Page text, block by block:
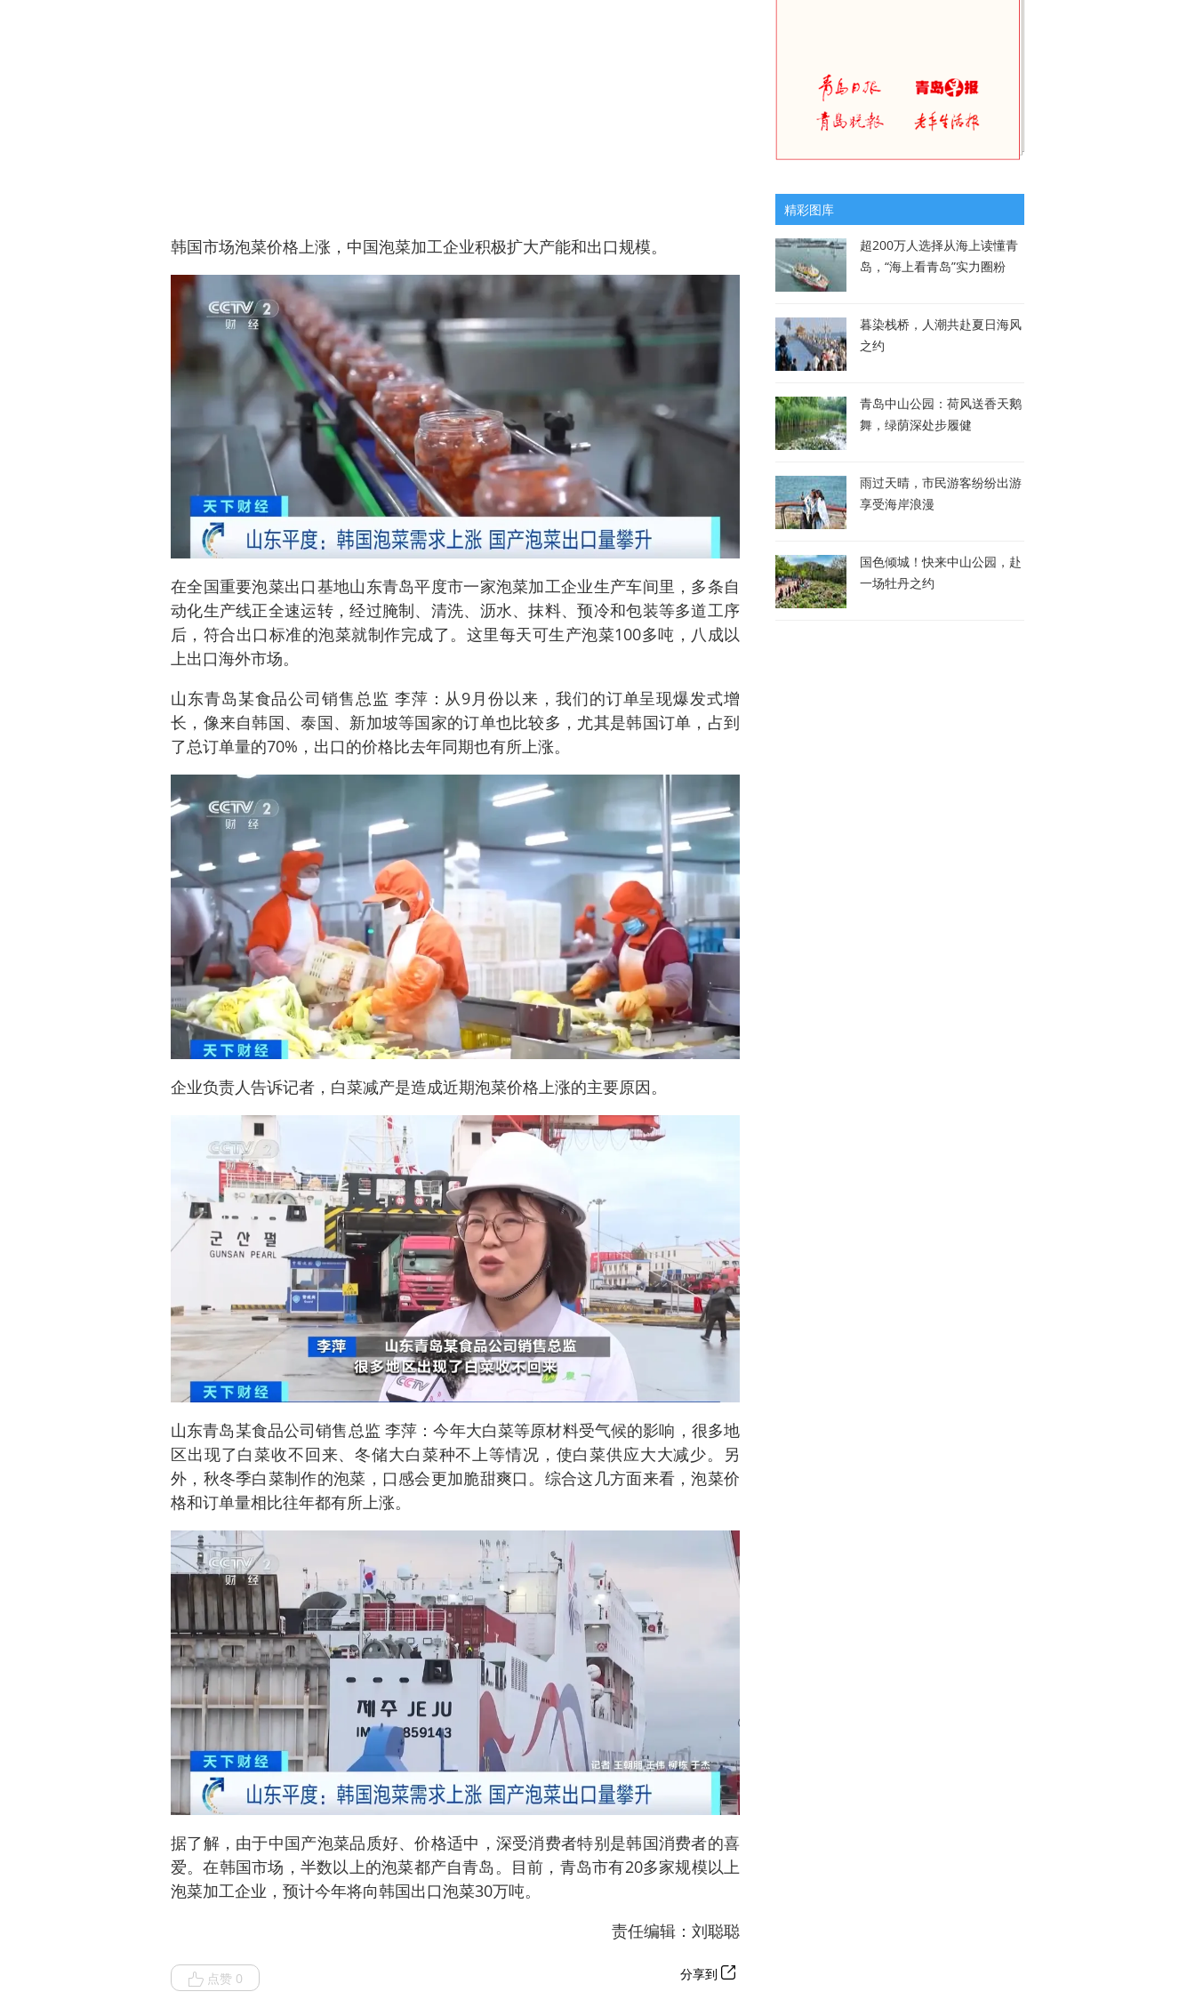
韩国市场泡菜价格上涨，中国泡菜加工企业积极扩大产能和出口规模。
在全国重要泡菜出口基地山东青岛平度市一家泡菜加工企业生产车间里，多条自
动化生产线正全速运转，经过腌制、清洗、沥水、抹料、预冷和包装等多道工序
后，符合出口标准的泡菜就制作完成了。这里每天可生产泡菜100多吨，八成以
上出口海外市场。
山东青岛某食品公司销售总监 李萍：从9月份以来，我们的订单呈现爆发式增
长，像来自韩国、泰国、新加坡等国家的订单也比较多，尤其是韩国订单，占到
了总订单量的70%，出口的价格比去年同期也有所上涨。
企业负责人告诉记者，白菜减产是造成近期泡菜价格上涨的主要原因。
山东青岛某食品公司销售总监 李萍：今年大白菜等原材料受气候的影响，很多地
区出现了白菜收不回来、冬储大白菜种不上等情况，使白菜供应大大减少。另
外，秋冬季白菜制作的泡菜，口感会更加脆甜爽口。综合这几方面来看，泡菜价
格和订单量相比往年都有所上涨。
据了解，由于中国产泡菜品质好、价格适中，深受消费者特别是韩国消费者的喜
爱。在韩国市场，半数以上的泡菜都产自青岛。目前，青岛市有20多家规模以上
泡菜加工企业，预计今年将向韩国出口泡菜30万吨。
责任编辑：刘聪聪
点赞 0 分享到
精彩图库
超200万人选择从海上读懂青
岛，“海上看青岛”实力圈粉
暮染栈桥，人潮共赴夏日海风
之约
青岛中山公园：荷风送香天鹅
舞，绿荫深处步履健
雨过天晴，市民游客纷纷出游
享受海岸浪漫
国色倾城！快来中山公园，赴
一场牡丹之约